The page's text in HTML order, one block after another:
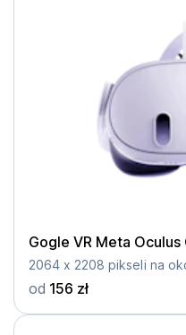
Gogle VR Meta Oculus
2064 x 2208 pikseli na
od 156 zł